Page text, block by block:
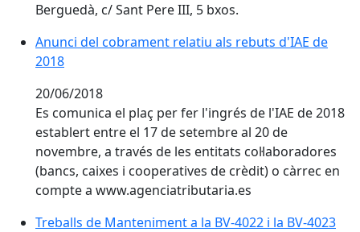
Berguedà, c/ Sant Pere III, 5 bxos.
Anunci del cobrament relatiu als rebuts d'IAE de
2018
20/06/2018
Es comunica el plaç per fer l'ingrés de l'IAE de 2018
establert entre el 17 de setembre al 20 de
novembre, a través de les entitats col·laboradores
(bancs, caixes i cooperatives de crèdit) o càrrec en
compte a www.agenciatributaria.es
Treballs de Manteniment a la BV-4022 i la BV-4023